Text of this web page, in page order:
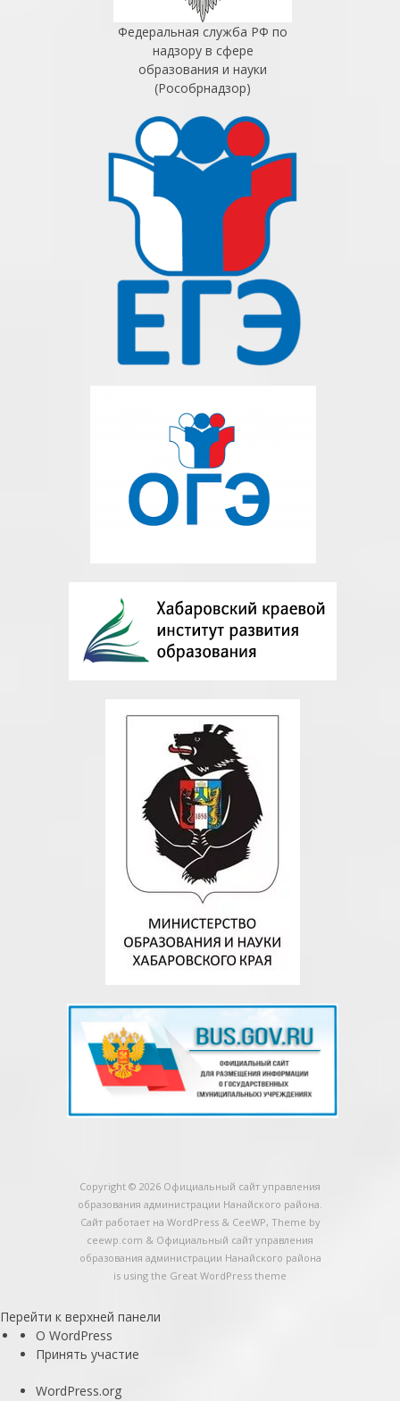
Федеральная служба РФ по
надзору в сфере
образования и науки
(Рособрнадзор)
Copyright © 2026 Официальный сайт управления
образования администрации Нанайского района.
Сайт работает на WordPress& CeeWP, Theme by
ceewp.com & Официальный сайт управления
образования администрации Нанайского района
is using the Great WordPress theme
Перейти к верхней панели
О
WordPress
О WordPress
Принять участие
WordPress.org